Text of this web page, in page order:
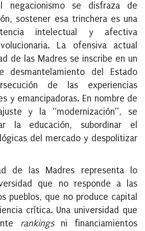
negacionismo se disfraza de
sostener esa trinchera es una
intelectual y afectiva
La ofensiva actual
de las Madres se inscribe en un
desmantelamiento del Estado
de las experiencias
y emancipadoras. En nombre de
y la “modernización”, se
la educación, subordinar el
del mercado y despolitizar
de las Madres representa lo
que no responde a las
pueblos, que no produce capital
crítica. Una universidad que
rankingsni financiamientos